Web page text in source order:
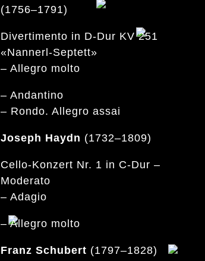
(1756–1791)
Divertimento in D-Dur KV 251
«Nannerl-Septett»
– Allegro molto
– Andantino
– Rondo. Allegro assai
Joseph Haydn (1732–1809)
Cello-Konzert Nr. 1 in C-Dur –
Moderato
– Adagio
– Allegro molto
Franz Schubert (1797–1828)